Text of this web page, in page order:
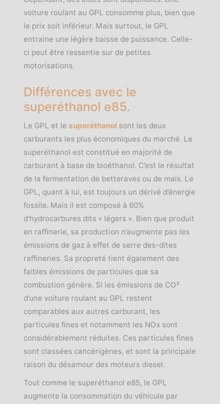
voiture roulant au GPL consomme plus, bien que
le prix soit inférieur. Mais surtout, le GPL
entraine une légère baisse de puissance. Celle-
ci peut être ressentie sur de petites
motorisations.
Différences avec le
superéthanol e85.
Le GPL et le superéthanol sont les deux
carburants les plus économiques du marché. Le
superéthanol est constitué en majorité de
carburant à base de bioéthanol. C’est le résultat
de la fermentation de betteraves ou de maïs. Le
GPL, quant à lui, est toujours un dérivé d’énergie
fossile. Mais il est composé à 60%
d’hydrocarbures dits « légers ». Bien que produit
en raffinerie, sa production n’augmente pas les
émissions de gaz à effet de serre des-dites
raffineries. Sa propreté tient également des
faibles émissions de particules que sa
combustion génère. Si les émissions de CO²
d’une voiture roulant au GPL restent
comparables aux autres carburant, les
particules fines et notamment les NOx sont
considérablement réduites. Ces particules fines
sont classées cancérigènes, et sont la principale
raison du désamour des moteurs diesel.
Tout comme le superéthanol e85, le GPL
augmente la consommation du véhicule par